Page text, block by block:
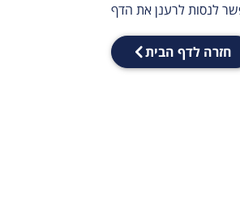
לנסות לרענן את הדף
חזרה לדף הבית